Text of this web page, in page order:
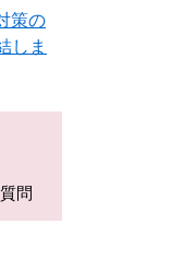
策の
しま
問